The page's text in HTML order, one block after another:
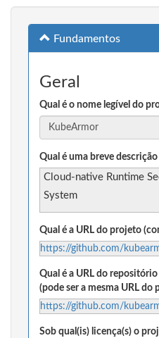
Fundamentos
Geral
Qual é o nome legível do
Qual é uma breve
Cloud-native Runtime
System
Qual é a URL do projeto
https://github.com/
Qual é a URL do
(pode ser a mesma URL do
https://github.com/
Sob qual(is) licença(s) o